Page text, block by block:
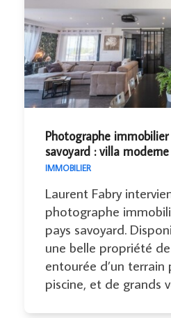
Photographe
savoyard : villa
IMMOBILIER
Laurent Fabry
photographe
pays savoyard.
une belle propriété
entourée d’un terrain
piscine, et de grands